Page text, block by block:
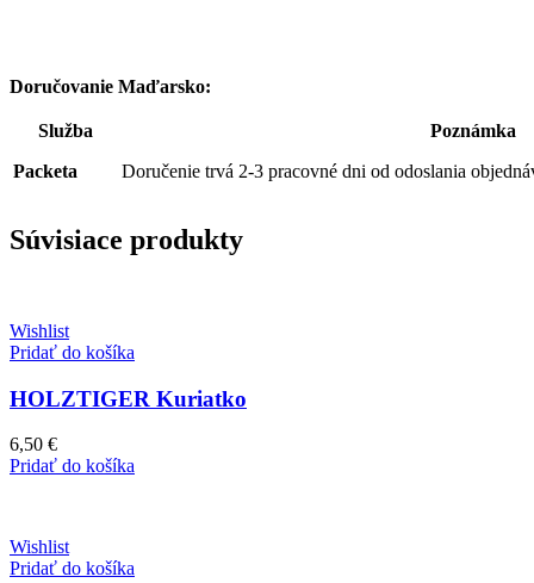
Doručovanie Maďarsko:
Služba
Poznámka
Packeta
Doručenie trvá 2-3 pracovné dni od odoslania
Súvisiace produkty
Wishlist
Pridať do košíka
HOLZTIGER Kuriatko
6,50 €
Pridať do košíka
Wishlist
Pridať do košíka